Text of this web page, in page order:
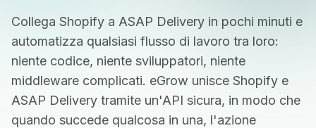
Collega Shopify a ASAP Delivery in pochi minuti e
automatizza qualsiasi flusso di lavoro tra loro:
niente codice, niente sviluppatori, niente
middleware complicati. eGrow unisce Shopify e
ASAP Delivery tramite un'API sicura, in modo che
quando succede qualcosa in una, l'azione